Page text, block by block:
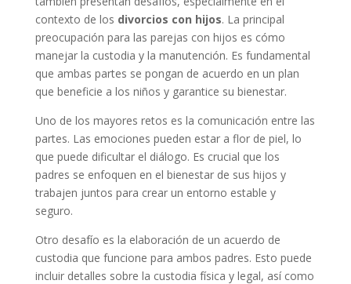
contexto de los divorcios con hijos. La principal
preocupación para las parejas con hijos es cómo
manejar la custodia y la manutención. Es fundamental
que ambas partes se pongan de acuerdo en un plan
que beneficie a los niños y garantice su bienestar.
Uno de los mayores retos es la comunicación entre las
partes. Las emociones pueden estar a flor de piel, lo
que puede dificultar el diálogo. Es crucial que los
padres se enfoquen en el bienestar de sus hijos y
trabajen juntos para crear un entorno estable y
seguro.
Otro desafío es la elaboración de un acuerdo de
custodia que funcione para ambos padres. Esto puede
incluir detalles sobre la custodia física y legal, así como